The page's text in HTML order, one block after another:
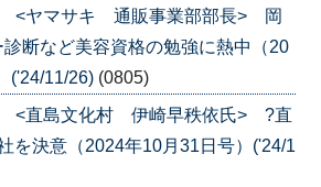
<ヤマサキ 通販事業部部長> 岡
断など美容資格の勉強に熱中（20
('24/11/26) (0805)
<直島文化村 伊崎早秩依氏> ?直
を決意（2024年10月31日号）('24/1